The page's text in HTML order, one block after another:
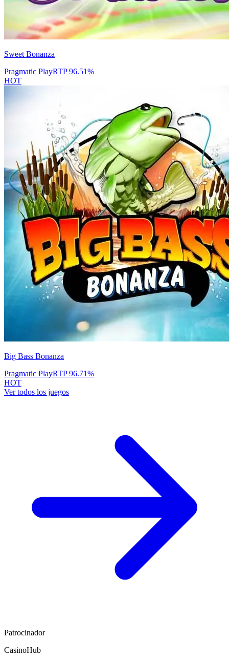
Sweet Bonanza
Pragmatic PlayRTP96.51%
HOT
Big Bass Bonanza
Pragmatic PlayRTP96.71%
HOT
Ver todos los juegos
Patrocinador
CasinoHub